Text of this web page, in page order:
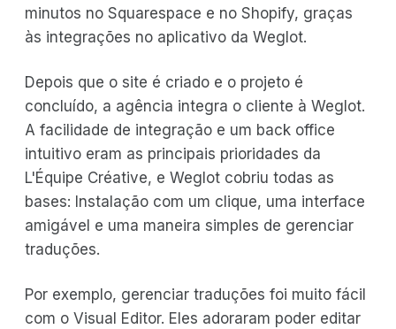
minutos no Squarespace e no Shopify, graças
às integrações no aplicativo da Weglot.
Depois que o site é criado e o projeto é
concluído, a agência integra o cliente à Weglot.
A facilidade de integração e um back office
intuitivo eram as principais prioridades da
L'Équipe Créative, e Weglot cobriu todas as
bases: Instalação com um clique, uma interface
amigável e uma maneira simples de gerenciar
traduções.
Por exemplo, gerenciar traduções foi muito fácil
com o Visual Editor. Eles adoraram poder editar